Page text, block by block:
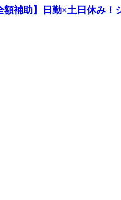
額補助】日勤×土日休み